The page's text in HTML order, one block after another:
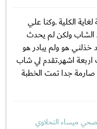
الكلية .وكنا علي
الشاب ولكن لم يحدث
خذلني هو ولم يبادر هو
اربعة اشهر.تقدم لي شاب
جدا تمت الخطبة
ميساء النحلاوي